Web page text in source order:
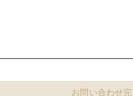
お問い合わせ